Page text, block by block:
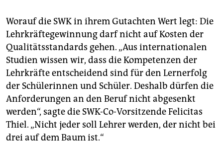
Worauf die SWK in ihrem Gutachten Wert legt: Die
Lehrkräftegewinnung darf nicht auf Kosten der
Qualitätsstandards gehen. „Aus internationalen
Studien wissen wir, dass die Kompetenzen der
Lehrkräfte entscheidend sind für den Lern­erfolg
der Schülerinnen und Schüler. Deshalb dürfen die
Anforderungen an den Beruf nicht abgesenkt
werden“, sagte die SWK-Co-Vorsitzende Felicitas
Thiel. „Nicht jeder soll Lehrer werden, der nicht bei
drei auf dem Baum ist.“